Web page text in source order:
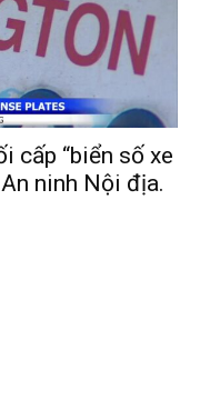
cấp “biển số xe
ninh Nội địa.